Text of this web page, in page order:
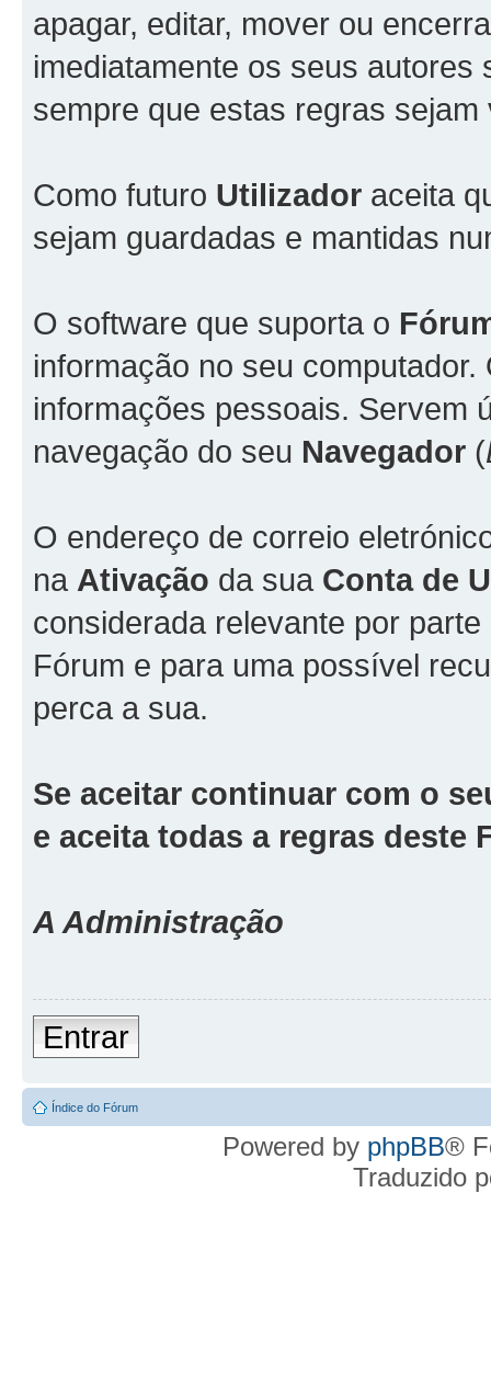
apagar, editar, mover ou
imediatamente os seus
sempre que estas regras sejam
Como futuro Utilizador aceita
sejam guardadas e mantidas
O software que suporta o
informação no seu
informações pessoais. Servem
navegação do seu Navegador (
O endereço de correio
na Ativação da sua Conta de
considerada relevante por
Fórum e para uma possível
perca a sua.
Se aceitar continuar com o
e aceita todas a regras deste
A Administração
Entrar
Índice do Fórum
Powered by phpBB®
Traduzido